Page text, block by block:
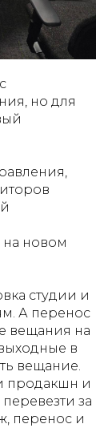
но для
новом
студии и
А перенос
вещания на
в
вещание.
продакшн и
за
перенос и